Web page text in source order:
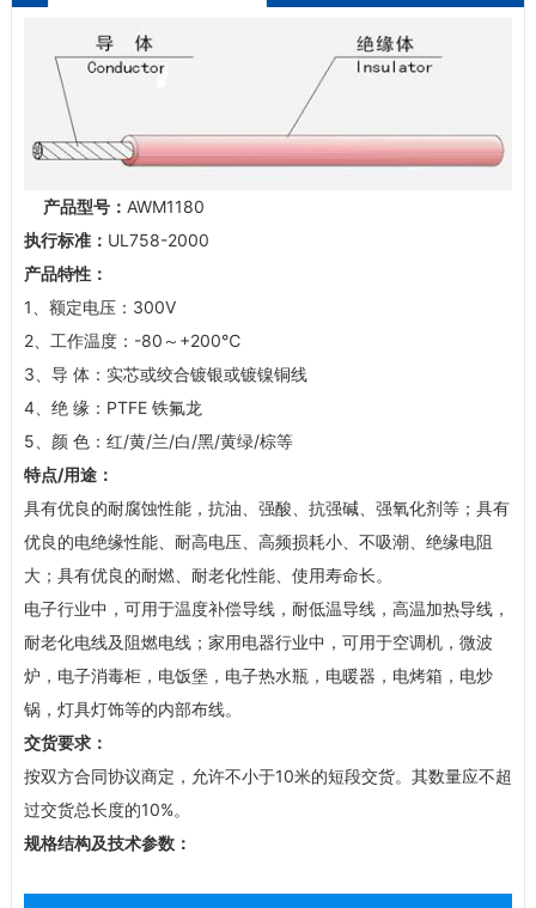
产品型号： AWM1180
执行标准： UL758-2000
产品特性：
1、额定电压：300V
2、工作温度：-80～+200℃
3、导 体：实芯或绞合镀银或镀镍铜线
4、绝 缘：PTFE 铁氟龙
5、颜 色：红/黄/兰/白/黑/黄绿/棕等
特点/用途：
具有优良的耐腐蚀性能，抗油、强酸、抗强碱、强氧化剂等；具有
优良的电绝缘性能、耐高电压、高频损耗小、不吸潮、绝缘电阻
大；具有优良的耐燃、耐老化性能、使用寿命长。
电子行业中，可用于温度补偿导线，耐低温导线，高温加热导线，
耐老化电线及阻燃电线；家用电器行业中，可用于空调机，微波
炉，电子消毒柜，电饭堡，电子热水瓶，电暖器，电烤箱，电炒
锅，灯具灯饰等的内部布线。
交货要求：
按双方合同协议商定，允许不小于10米的短段交货。其数量应不超
过交货总长度的10%。
规格结构及技术参数：